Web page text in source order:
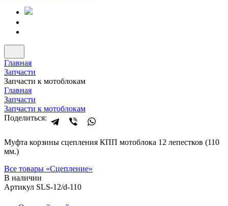
Главная
Запчасти
Запчасти к мотоблокам
Главная
Запчасти
Запчасти к мотоблокам
Поделиться:
Муфта корзины сцепления КПП мотоблока 12 лепестков (110
мм.)
Все товары «Сцепление»
В наличии
Артикул SLS-12/d-110